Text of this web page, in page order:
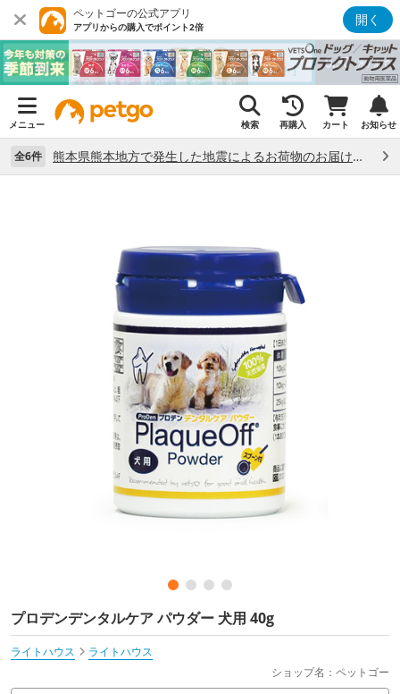
ペットゴーの公式アプリ
アプリからの購入でポイント2倍 開く
メニュー 検索 再購入 カート お知らせ
全6件 熊本県熊本地方で発生した地震によるお荷物のお届け状況について （7/28）
プロデンデンタルケア パウダー 犬用 40g
ライトハウス
ライトハウス
ショップ名：ペットゴー